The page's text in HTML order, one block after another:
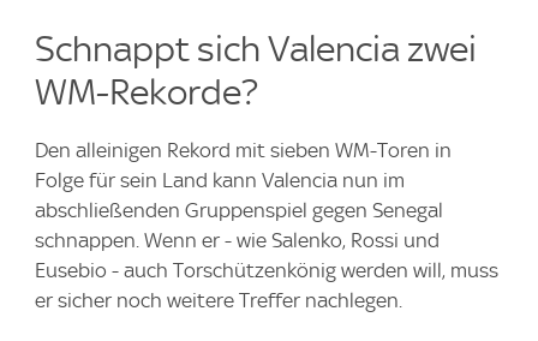
Schnappt sich Valencia zwei
WM-Rekorde?
Den alleinigen Rekord mit sieben WM-Toren in
Folge für sein Land kann Valencia nun im
abschließenden Gruppenspiel gegen Senegal
schnappen. Wenn er - wie Salenko, Rossi und
Eusebio - auch Torschützenkönig werden will, muss
er sicher noch weitere Treffer nachlegen.